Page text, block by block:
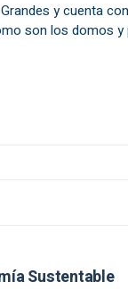
y cuenta
son los domos y
Sustentable